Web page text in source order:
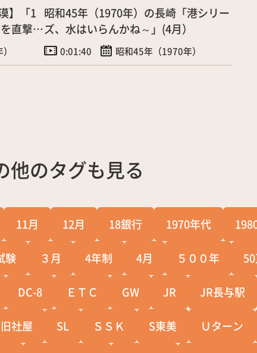
】「1
直撃
昭和45年（1970年）の長崎「港シリー
ズ、水はいらんかね～」(4月）
0:01:40 昭和45年（1970年）
他のタグも見る
11月 12月 18銀行 1970年代
験 ３月 4年制 4月 ５００年
DC-8 ＥＴＣ GW JR JR長与駅
社屋 SL ＳＳＫ S東美 Ｕターン